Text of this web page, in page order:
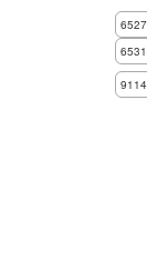
6527
6531
9114